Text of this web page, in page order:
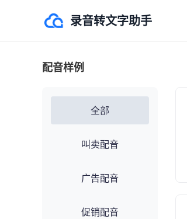
录音转文字助手
配音样例
全部
叫卖配音
广告配音
促销配音